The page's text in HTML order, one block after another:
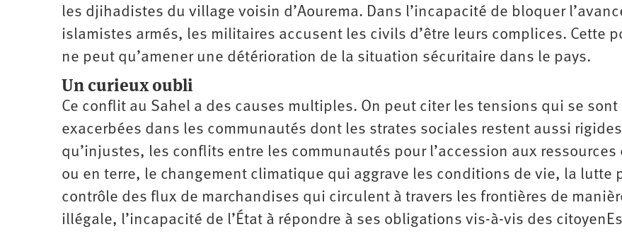
les djihadistes du village voisin d’Aourema. Dans l’incapacité de bloquer
islamistes armés, les militaires accusent les civils d’être leurs complices. Cette
ne peut qu’amener une détérioration de la situation sécuritaire dans le pays.
Un curieux oubli
Ce conflit au Sahel a des causes multiples. On peut citer les tensions qui se sont
exacerbées dans les communautés dont les strates sociales restent aussi rigides
qu’injustes, les conflits entre les communautés pour l’accession aux ressources
ou en terre, le changement climatique qui aggrave les conditions de vie, la lutte
contrôle des flux de marchandises qui circulent à travers les frontières de
illégale, l’incapacité de l’État à répondre à ses obligations vis-à-vis des